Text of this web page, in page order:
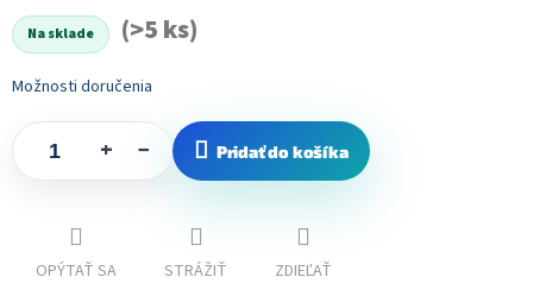
Na sklade
(>5 ks)
Možnosti doručenia
+ − Pridať do košíka
OPÝTAŤ SA STRÁŽIŤ ZDIEĽAŤ